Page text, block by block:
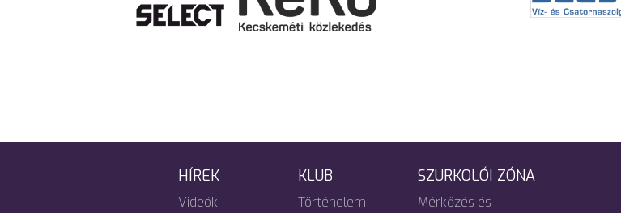
HÍREK
Videók
KLUB
Történelem
SZURKOLÓI ZÓNA
Mérkőzés és